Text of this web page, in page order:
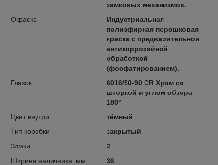
замковых механизмов.
Окраска
Индустриальная
полиэфирная порошковая
краска с предварительной
антикоррозийной
обработкой
(фосфатированием).
Глазок
6016/50-90 CR Хром со
шторкой и углом обзора
180°
Цвет внутри
тёмный
Тип коробки
закрытый
Замки
2
Ширина наличника, мм
36